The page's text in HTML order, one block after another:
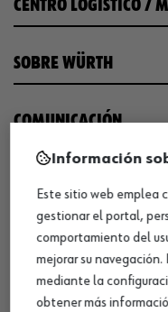
CENTRO LOGÍSTICO /
SOBRE WÜRTH
COMUNICACIÓN
NUESTROS
¡WÜRTH EMPRESA
Información
Este sitio web emplea
gestionar el portal,
comportamiento del
mejorar su
mediante la
obtener más